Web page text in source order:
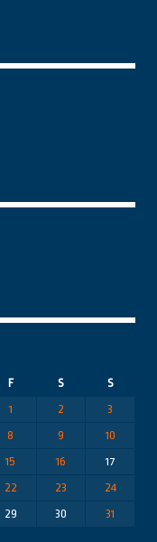
F S
S
1
2
3
8 9
10
15 16
17
22 23
24
29 30 31